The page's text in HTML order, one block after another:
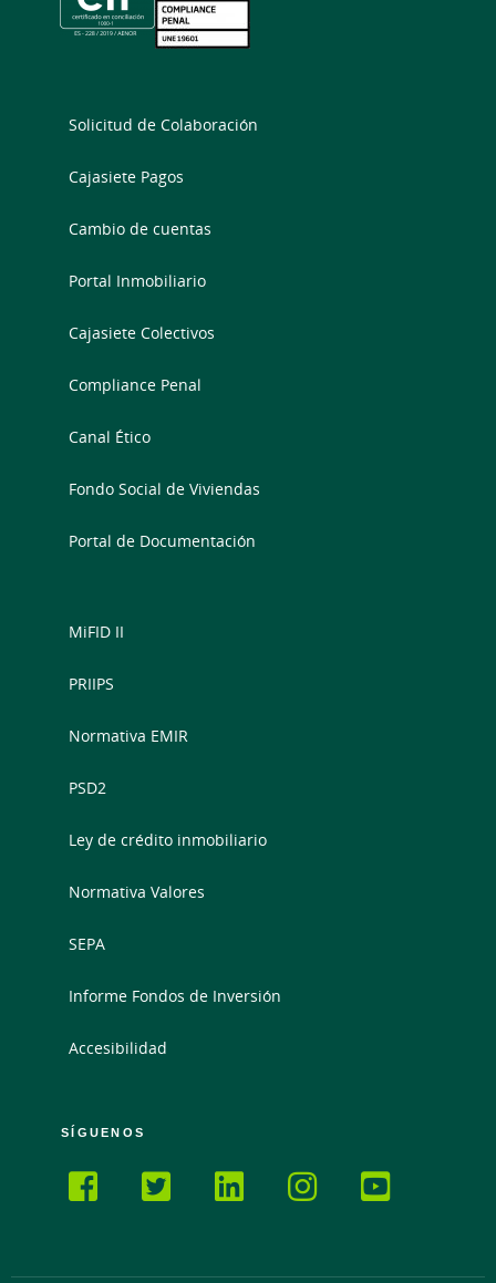
Solicitud de Colaboración
Cajasiete Pagos
Cambio de cuentas
Portal Inmobiliario
Cajasiete Colectivos
Compliance Penal
Canal Ético
Fondo Social de Viviendas
Portal de Documentación
MiFID II
PRIIPS
Normativa EMIR
PSD2
Ley de crédito inmobiliario
Normativa Valores
SEPA
Informe Fondos de Inversión
Accesibilidad
SÍGUENOS